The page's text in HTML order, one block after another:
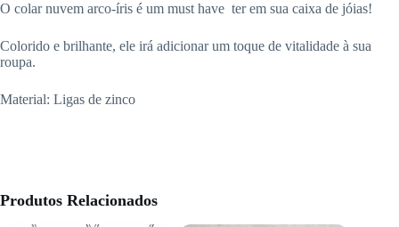
O colar nuvem arco-íris é um must have ter em sua caixa de jóias!
Colorido e brilhante, ele irá adicionar um toque de vitalidade à sua
roupa.
Material: Ligas de zinco
Produtos Relacionados